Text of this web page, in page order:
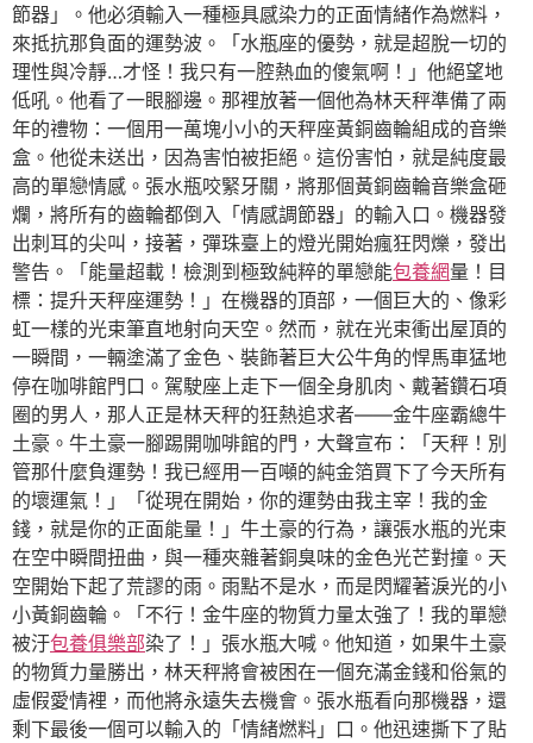
節器」。他必須輸入一種極具感染力的正面情緒作為燃料，
來抵抗那負面的運勢波。「水瓶座的優勢，就是超脫一切的
理性與冷靜…才怪！我只有一腔熱血的傻氣啊！」他絕望地
低吼。他看了一眼腳邊。那裡放著一個他為林天秤準備了兩
年的禮物：一個用一萬塊小小的天秤座黃銅齒輪組成的音樂
盒。他從未送出，因為害怕被拒絕。這份害怕，就是純度最
高的單戀情感。張水瓶咬緊牙關，將那個黃銅齒輪音樂盒砸
爛，將所有的齒輪都倒入「情感調節器」的輸入口。機器發
出刺耳的尖叫，接著，彈珠臺上的燈光開始瘋狂閃爍，發出
警告。「能量超載！檢測到極致純粹的單戀能包養網量！目
標：提升天秤座運勢！」在機器的頂部，一個巨大的、像彩
虹一樣的光束筆直地射向天空。然而，就在光束衝出屋頂的
一瞬間，一輛塗滿了金色、裝飾著巨大公牛角的悍馬車猛地
停在咖啡館門口。駕駛座上走下一個全身肌肉、戴著鑽石項
圈的男人，那人正是林天秤的狂熱追求者——金牛座霸總牛
土豪。牛土豪一腳踢開咖啡館的門，大聲宣布：「天秤！別
管那什麼負運勢！我已經用一百噸的純金箔買下了今天所有
的壞運氣！」「從現在開始，你的運勢由我主宰！我的金
錢，就是你的正面能量！」牛土豪的行為，讓張水瓶的光束
在空中瞬間扭曲，與一種夾雜著銅臭味的金色光芒對撞。天
空開始下起了荒謬的雨。雨點不是水，而是閃耀著淚光的小
小黃銅齒輪。「不行！金牛座的物質力量太強了！我的單戀
被汙包養俱樂部染了！」張水瓶大喊。他知道，如果牛土豪
的物質力量勝出，林天秤將會被困在一個充滿金錢和俗氣的
虛假愛情裡，而他將永遠失去機會。張水瓶看向那機器，還
剩下最後一個可以輸入的「情緒燃料」口。他迅速撕下了貼